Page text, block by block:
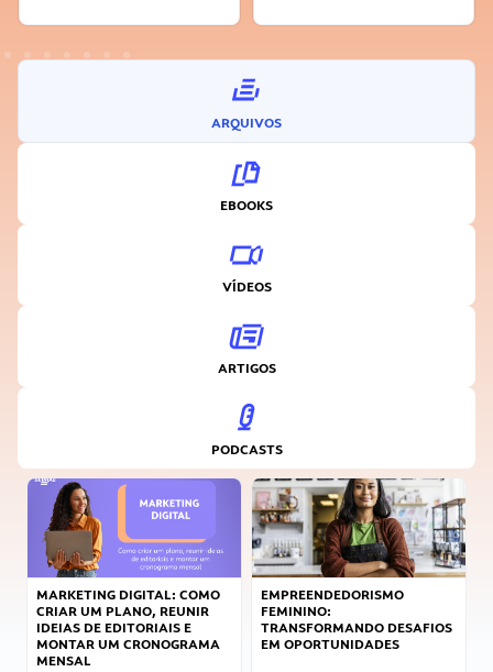
ARQUIVOS
EBOOKS
VÍDEOS
ARTIGOS
PODCASTS
MARKETING DIGITAL: COMO
CRIAR UM PLANO, REUNIR
IDEIAS DE EDITORIAIS E
MONTAR UM CRONOGRAMA
MENSAL
EMPREENDEDORISMO
FEMININO:
TRANSFORMANDO DESAFIOS
EM OPORTUNIDADES